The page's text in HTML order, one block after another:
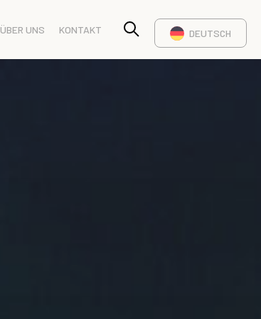
ÜBER UNS KONTAKT DEUTSCH